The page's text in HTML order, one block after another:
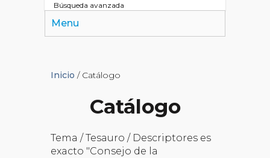
Búsqueda avanzada
Menu
Inicio / Catálogo
Catálogo
Tema / Tesauro / Descriptores es
exacto "Consejo de la